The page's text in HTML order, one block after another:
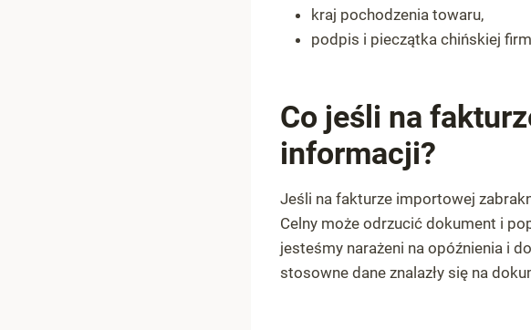
kraj pochodzenia towaru,
podpis i pieczątka chińskiej
Co jeśli na
informacji?
Jeśli na fakturze importowej
Celny może odrzucić dokument i
jesteśmy narażeni na opóźnienia i
stosowne dane znalazły się na